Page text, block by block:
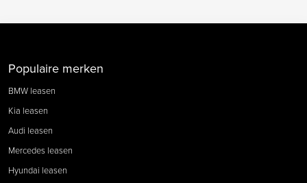
Populaire merken
BMW leasen
Kia leasen
Audi leasen
Mercedes leasen
Hyundai leasen